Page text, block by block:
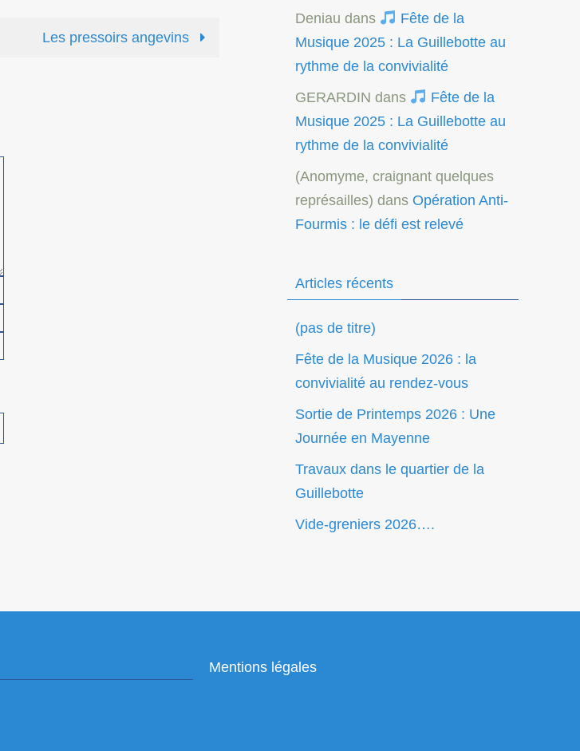
Les pressoirs angevins
Deniau dans
Fête de la
Musique 2025 : La Guillebotte au
rythme de la convivialité
GERARDIN dans
Fête de la
Musique 2025 : La Guillebotte au
rythme de la convivialité
(Anomyme, craignant quelques
représailles) dans Opération Anti-
Fourmis : le défi est relevé
Articles récents
(pas de titre)
Fête de la Musique 2026 : la
convivialité au rendez-vous
Sortie de Printemps 2026 : Une
Journée en Mayenne
Travaux dans le quartier de la
Guillebotte
Vide-greniers 2026….
Mentions légales